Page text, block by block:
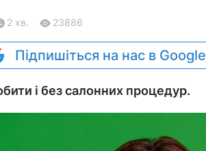
2 хв. 23886
Підпишіться на нас в Google
і без салонних процедур.